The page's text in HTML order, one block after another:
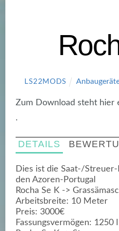
LS22MODS
Zum Download steht hier
.
DETAILS
Dies ist die Saat-/
den Azoren-Portugal
Rocha Se K ->
Arbeitsbreite: 10 Meter
Preis: 3000€
Fassungsvermögen: 1250 l